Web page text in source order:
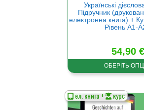
Українські
Підручник
електронна книга) +
Рівень А1-
54,90€
ОБЕРІТЬ
ел. книга + курс
Цей
товар